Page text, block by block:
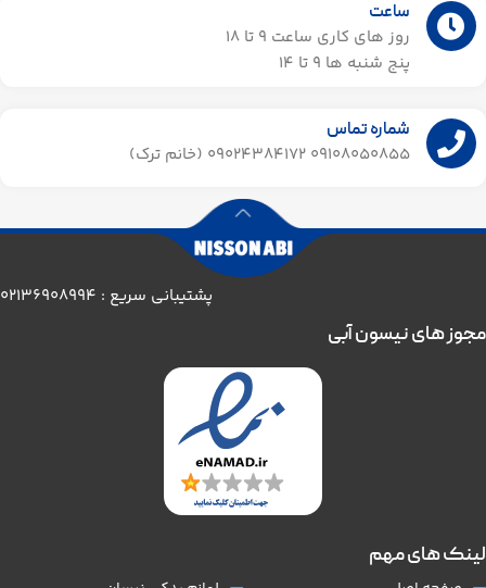
ساعت
روز های کاری ساعت ۹ تا 18
پنج شنبه ها 9 تا 14​
شماره تماس
09108050855 09024384172 (خانم ترک)
پشتیبانی سریع : 02136908994
لینک های مهم
مجوز های نیسون آبی